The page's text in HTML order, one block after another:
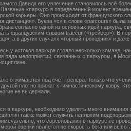
Давида его увлечение становилось всё
«паркур» в определенный момент
карьеры. Оно происходит от французского
дистанция». Буква «с» в слове «parcours» была
согласно одной из основных идей паркура,
французским словом traceur («трейсер»). В
а в других случаях «горный проходчик» и
у истоков паркура стояло несколько команд,
ряда мероприятий, связанных с паркуром, в
отжимаются под счет тренера. Только что
плотно прижат к гимнастическому ковру.
не выдержали.
в паркуре, необходимо уделять много
также может служить неплохим
что соревнования в паркуре не
мерой оценки является не скорость бега или